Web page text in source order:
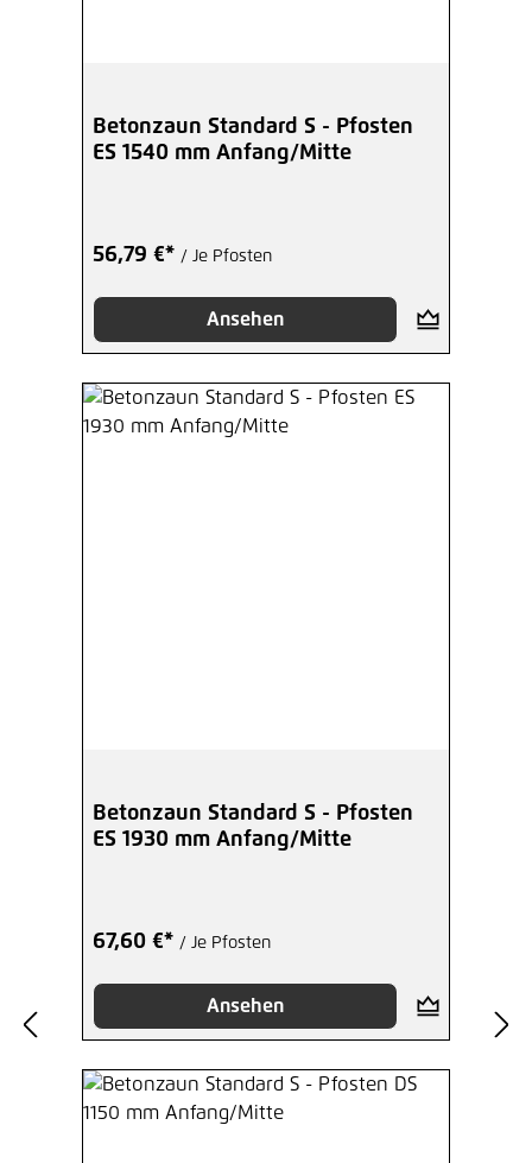
Betonzaun Standard S - Pfosten
ES 1540 mm Anfang/Mitte
56,79 €* / Je Pfosten
Ansehen
Betonzaun Standard S - Pfosten
ES 1930 mm Anfang/Mitte
67,60 €* / Je Pfosten
Ansehen